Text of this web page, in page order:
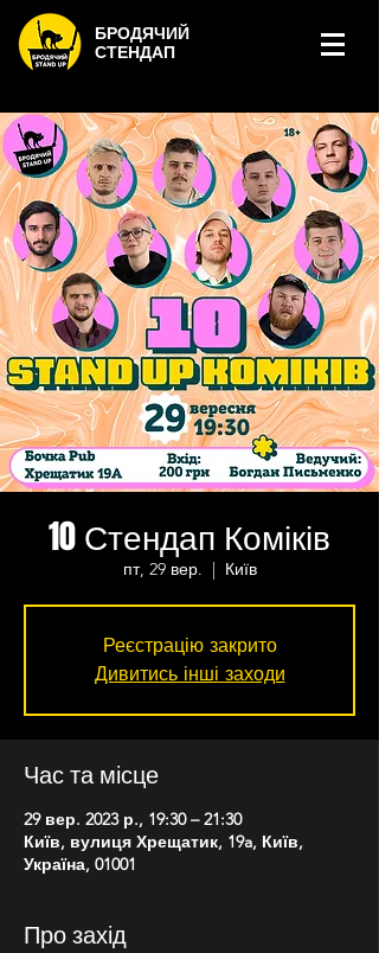
БРОДЯЧИЙ
СТЕНДАП
10 Стендап Коміків
пт, 29 вер.
  |
Київ
Реєстрацію закрито
Дивитись інші заходи
Час та місце
29 вер. 2023 р., 19:30 – 21:30
Київ, вулиця Хрещатик, 19a, Київ,
Україна, 01001
Про захід